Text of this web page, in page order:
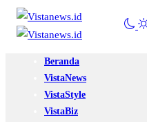
Beranda
VistaNews
VistaStyle
VistaBiz